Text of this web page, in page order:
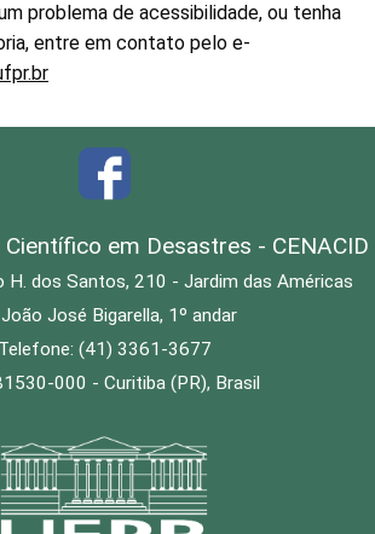
problema de acessibilidade, ou tenha
entre em contato pelo e-
em Desastres - CENACID
H. dos Santos, 210 - Jardim das Américas
João José Bigarella, 1º andar
Telefone: (41) 3361-3677
000 - Curitiba (PR), Brasil